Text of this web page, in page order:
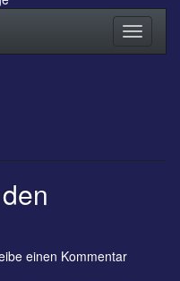
ein-/
einen Kommentarzu